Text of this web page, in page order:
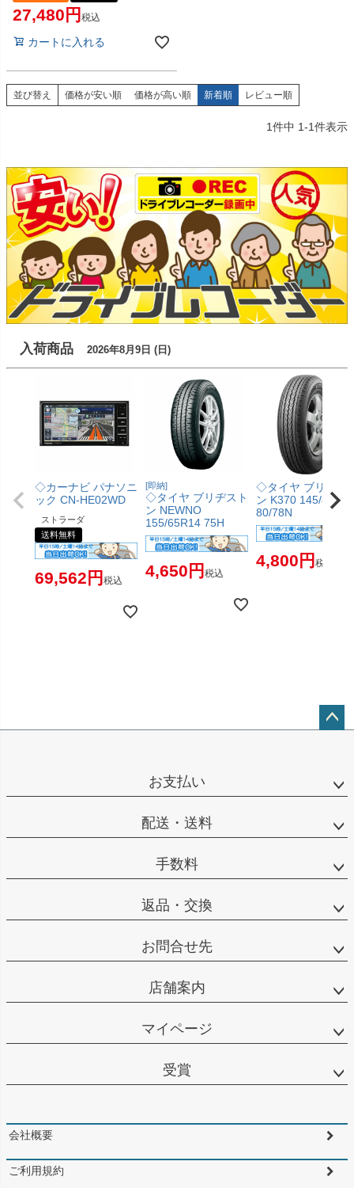
27,480 税込
カートに入れる
並び替え 価格が安い順 価格が高い順 新着順 レビュー順
1件中 1-1件表示
入荷商品 2026年8月9日 (日)
◇カーナビ パナソニ
ック CN-HE02WD
ストラーダ
送料無料
69,562 税込
[即納]
◇タイヤ ブリヂスト
ン NEWNO
155/65R14 75H
4,650 税込
◇タイヤ ブリヂス
ン K370 145/80R12
80/78N
4,800 税込
お支払い
配送・送料
手数料
返品・交換
お問合せ先
店舗案内
マイページ
受賞
会社概要
ご利用規約